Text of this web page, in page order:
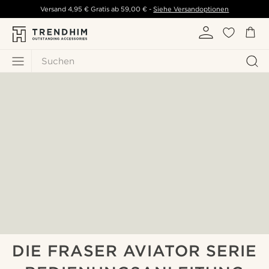
Suchen
Versand 4,95 € Gratis ab 59,00 € - Siehe Versandoptionen
DIE FRASER AVIATOR SERIE